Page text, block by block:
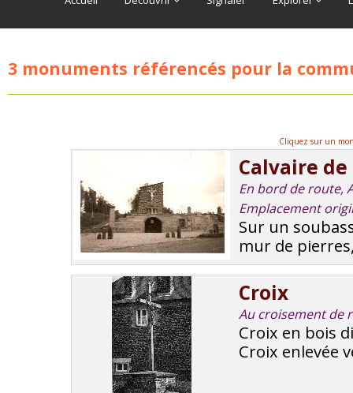
3 monuments référencés pour la
Cliquez sur un
Calvaire
En bord de route,
Emplacement
Sur un
mur de
Croix
Au croisement de
Croix en bois
Croix enlevée